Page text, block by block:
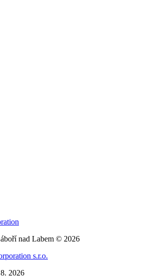
nad Labem © 2026
s.r.o.
2026